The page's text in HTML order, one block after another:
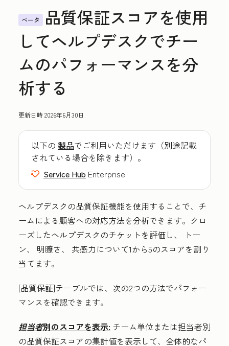
ベータ
品質保証スコアを使用
してヘルプデスクでチー
ムのパフォーマンスを分
析する
更新日時2026年6月30日
以下の 製品でご利用いただけます（別途記載
されている場合を除きます）。
Service Hub Enterprise
ヘルプデスクの品質保証機能を使用することで、チ
ームによる顧客への対応方法を分析できます。クロ
ーズしたヘルプデスクのチケットを評価し、
トー
ン、 明瞭さ、 共感力について1から5のスコアを割り
当てます。
[品質保証]テーブルでは、次の2つの方法でパフォー
マンスを確認できます。
担当者別のスコアを表示: チーム単位または担当者別
の品質保証スコアの集計値を表示して、全体的なパ